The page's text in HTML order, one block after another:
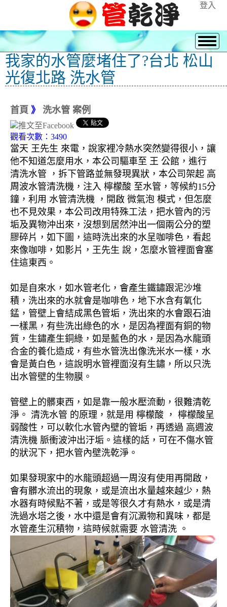
登入
我家的水管麼堵住了?台北 松山
光復北路 洗水管
首頁 》 洗水管 案例
觀看次數：3490
當天 王先生 來電，說家裡冷熱水突然變得很小，讓
他不知道怎麼用水，本公司驅車至 王 公館，進行
清洗水管 ，拆下管路並無發現異狀，本公司架起 高
周波水管清洗機，注入 檸檬酸 至水管，等候約15分
鐘，利用 水管清洗機 ，開啟 微氣泡 模式，但怎麼
也不見效果，本公司改用特殊工法，把水管內的污
垢及異物沖出來，沒想到居然沖出一個兩公分的塑
膠碎片，如下圖，這時洗出來的水呈咖啡色，看起
來像咖啡，如影片，王先生 說，怎麼水管裡面會塞
住這東西。
如是自來水，如水管老化，會產生鐵鏽跟泥沙堆
積，洗出來的水就會是咖啡色，地下水含有氧化
錳，管壁上會結成黑色管垢，洗出來的水會跟石油
一樣黑，有些洗出綠色的水，是因為裡面有銅的物
質，生鏽產生銅綠，如是藍色的水，是因為水龍頭
合金的養化造成，有些水管洗出像洗米水一樣，水
會是黃白色，這說明水管裡面沒有生鏽，所以只洗
出水管壁的生物膜。
管壁上的髒東西，如是靠一般水壓流動，很難清乾
淨。 清洗水管 的原理，就是用 檸檬酸 ， 檸檬酸呈
弱酸性，可以軟化水管內壁的管垢，再透過 高週波
清洗機 脈衝波沖出汙垢。這樣的話，可在不傷水管
的狀況下，把水管內壁洗乾淨。
如果發現家中的水龍頭超過一周沒有使用再開啟，
會有髒水流出的現象，或是流出水量越來越少，熱
水器有時候點不著，或是等很久才有熱水，或是清
洗過水塔之後，水中還是會有沉澱物和異味，都是
水管產生沉積物，這時候就需要 水管清洗 。